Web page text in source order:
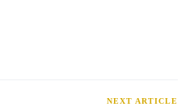
NEXT ARTICLE